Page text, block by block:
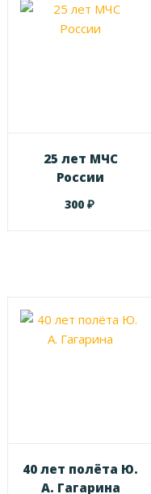
25 лет МЧС
России
300 ₽
40 лет полёта Ю.
А. Гагарина